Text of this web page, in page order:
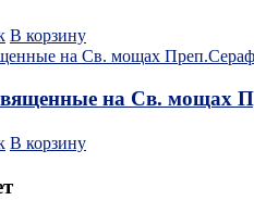
В корзину
на Св. мощах
В корзину